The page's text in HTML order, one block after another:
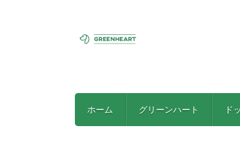
ホーム グリーンハート ド